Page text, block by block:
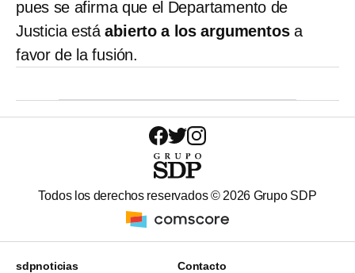
pues se afirma que el Departamento de
Justicia estáabierto a los argumentosa
favor de la fusión.
Todos los derechos reservados © 2026 Grupo SDP
sdpnoticias Contacto